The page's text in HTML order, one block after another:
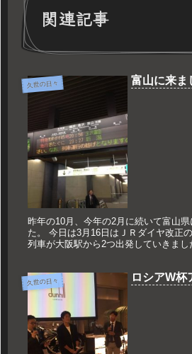
関連記事
久世の日々 富山に来ま
昨年の10月、今年の2月に続いて富山
た。 今日は3月16日はＪＲダイヤ改正
列車が大阪駅から2つ出発していきま
久世の日々 ロシアW杯